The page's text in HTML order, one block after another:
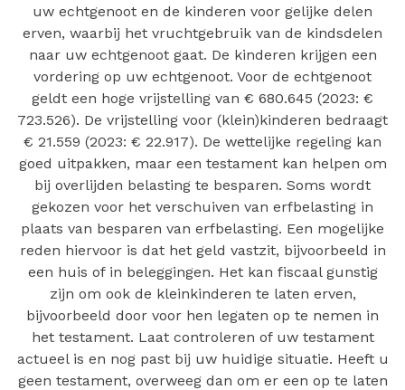
uw echtgenoot en de kinderen voor gelijke delen
erven, waarbij het vruchtgebruik van de kindsdelen
naar uw echtgenoot gaat. De kinderen krijgen een
vordering op uw echtgenoot. Voor de echtgenoot
geldt een hoge vrijstelling van € 680.645 (2023: €
723.526). De vrijstelling voor (klein)kinderen bedraagt
€ 21.559 (2023: € 22.917). De wettelijke regeling kan
goed uitpakken, maar een testament kan helpen om
bij overlijden belasting te besparen. Soms wordt
gekozen voor het verschuiven van erfbelasting in
plaats van besparen van erfbelasting. Een mogelijke
reden hiervoor is dat het geld vastzit, bijvoorbeeld in
een huis of in beleggingen. Het kan fiscaal gunstig
zijn om ook de kleinkinderen te laten erven,
bijvoorbeeld door voor hen legaten op te nemen in
het testament. Laat controleren of uw testament
actueel is en nog past bij uw huidige situatie. Heeft u
geen testament, overweeg dan om er een op te laten